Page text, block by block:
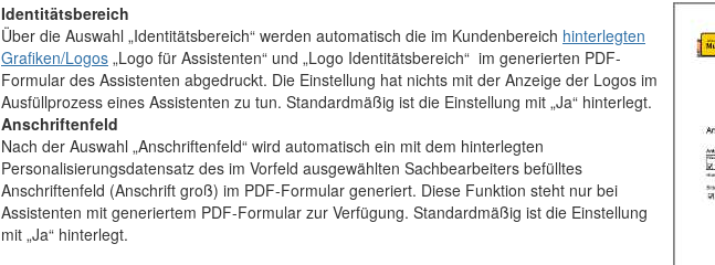
Identitätsbereich
Über die Auswahl „Identitätsbereich“ werden automatisch die im Kundenbereich hinterlegten
Grafiken/Logos „Logo für Assistenten“ und „Logo Identitätsbereich“ im generierten PDF-
Formular des Assistenten abgedruckt. Die Einstellung hat nichts mit der Anzeige der Logos im
Ausfüllprozess eines Assistenten zu tun. Standardmäßig ist die Einstellung mit „Ja“ hinterlegt.
Anschriftenfeld
Nach der Auswahl „Anschriftenfeld“ wird automatisch ein mit dem hinterlegten
Personalisierungsdatensatz des im Vorfeld ausgewählten Sachbearbeiters befülltes
Anschriftenfeld (Anschrift groß) im PDF-Formular generiert. Diese Funktion steht nur bei
Assistenten mit generiertem PDF-Formular zur Verfügung. Standardmäßig ist die Einstellung
mit „Ja“ hinterlegt.